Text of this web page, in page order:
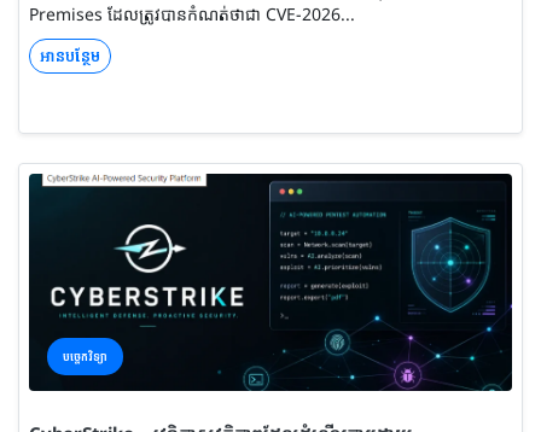
Premises ដែលត្រូវបានកំណត់ថាជា CVE-2026...
អានបន្ថែម
បច្ចេកវិទ្យា